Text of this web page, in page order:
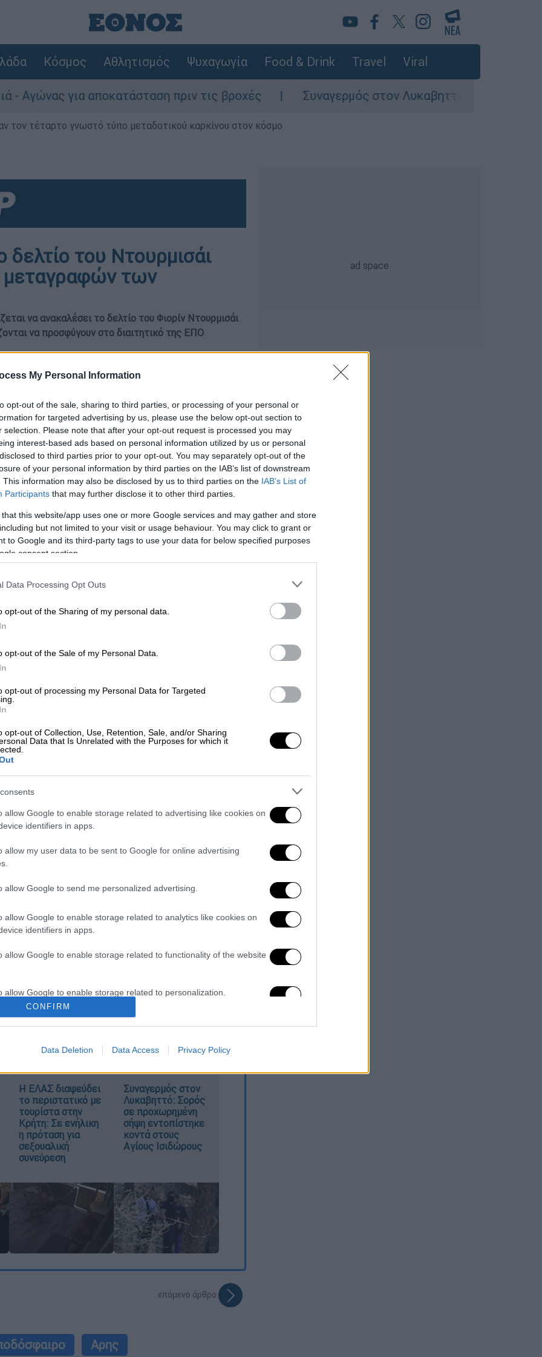
My Personal Information
opt-out of the sale, sharing to third parties, or processing of your personal or
for targeted advertising by us, please use the below opt-out section to
selection. Please note that after your opt-out request is processed you may
interest-based ads based on personal information utilized by us or personal
to third parties prior to your opt-out. You may separately opt-out of the
of your personal information by third parties on the IAB’s list of downstream
This information may also be disclosed by us to third parties on the IAB’s List of
Participants that may further disclose it to other third parties.
that this website/app uses one or more Google services and may gather and store
but not limited to your visit or usage behaviour. You may click to grant or
to Google and its third-party tags to use your data for below specified purposes
consent section.
Data Processing Opt Outs
opt-out of the Sharing of my personal data.
opt-out of the Sale of my Personal Data.
opt-out of processing my Personal Data for Targeted
opt-out of Collection, Use, Retention, Sale, and/or Sharing
Data that Is Unrelated with the Purposes for which it
allow Google to enable storage related to advertising like cookies on
identifiers in apps.
allow my user data to be sent to Google for online advertising
allow Google to send me personalized advertising.
allow Google to enable storage related to analytics like cookies on
identifiers in apps.
allow Google to enable storage related to functionality of the website
allow Google to enable storage related to personalization.
CONFIRM
Data Deletion Data Access Privacy Policy
Κόσμος Αθλητισμός Ψυχαγωγία Food & Drink Travel Viral
για αποκατάσταση πριν τις βροχές Συναγερμός στον Λυκαβηττό: Σορός σε
τον τέταρτο γνωστό τύπο μεταδοτικού καρκίνου στον κόσμο
του Ντουρμισάι
των
να ανακαλέσει το δελτίο του Φιορίν Ντουρμισάι
να προσφύγουν στο διαιτητικό της ΕΠΟ
το ΕΘΝΟΣ στη Google
της απόκτησης τουΦιορίν Ντουρμισάιγια
έχει επιβληθεί στην «κιτρινόμαυρη»
Ιδιότητας Ποδοσφαιριστών της ΕΠΟ να
και να εξετάσει το θέμα της έκδοσης του
του δελτίου του Ντουρμισάι,
Δευτέρα (20/1). Οι ιθύνοντες της ΠΑΕ
στο διαιτητικό δικαστήριο της ΕΠΟ
της υπόθεσης.
να ζητήσουν από την ΕΠΟ να
επιτροπής της FIFA και από
διαθέτουν για να άρουν την ποινή.
αρνητική για τον Αρη, το πρόβλημα
αλλά και ο ίδιος ο ποδοσφαιριστής,
αγωνιστεί σε δύο ομάδες (στο πρώτο
σε δυο αναμετρήσεις με τον Αρη) κάτι
συμμετοχής στον Ολυμπιακός εφόσον
Η ΕΛΑΣ διαψεύδει
το περιστατικό με
τουρίστα στην
Κρήτη: Σε ενήλικη
η πρόταση για
σεξουαλική
συνεύρεση
Συναγερμός στον
Λυκαβηττό: Σορός
σε προχωρημένη
σήψη εντοπίστηκε
κοντά στους
Αγίους Ισιδώρους
επόμενο άρθρο
Αρης